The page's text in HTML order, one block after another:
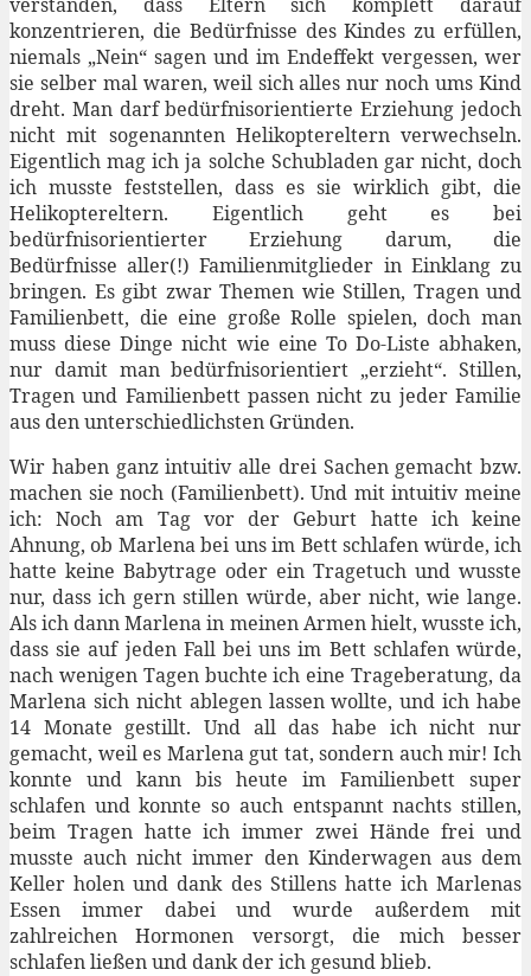
konzentrieren, die Bedürfnisse des Kindes zu erfüllen,
niemals „Nein“ sagen und im Endeffekt vergessen, wer
sie selber mal waren, weil sich alles nur noch ums Kind
dreht. Man darf bedürfnisorientierte Erziehung jedoch
nicht mit sogenannten Helikoptereltern verwechseln.
Eigentlich mag ich ja solche Schubladen gar nicht, doch
ich musste feststellen, dass es sie wirklich gibt, die
Helikoptereltern. Eigentlich geht es bei
bedürfnisorientierter Erziehung darum, die
Bedürfnisse aller(!) Familienmitglieder in Einklang zu
bringen. Es gibt zwar Themen wie Stillen, Tragen und
Familienbett, die eine große Rolle spielen, doch man
muss diese Dinge nicht wie eine To Do-Liste abhaken,
nur damit man bedürfnisorientiert „erzieht“. Stillen,
Tragen und Familienbett passen nicht zu jeder Familie
aus den unterschiedlichsten Gründen.
Wir haben ganz intuitiv alle drei Sachen gemacht bzw.
machen sie noch (Familienbett). Und mit intuitiv meine
ich: Noch am Tag vor der Geburt hatte ich keine
Ahnung, ob Marlena bei uns im Bett schlafen würde, ich
hatte keine Babytrage oder ein Tragetuch und wusste
nur, dass ich gern stillen würde, aber nicht, wie lange.
Als ich dann Marlena in meinen Armen hielt, wusste ich,
dass sie auf jeden Fall bei uns im Bett schlafen würde,
nach wenigen Tagen buchte ich eine Trageberatung, da
Marlena sich nicht ablegen lassen wollte, und ich habe
14 Monate gestillt. Und all das habe ich nicht nur
gemacht, weil es Marlena gut tat, sondern auch mir! Ich
konnte und kann bis heute im Familienbett super
schlafen und konnte so auch entspannt nachts stillen,
beim Tragen hatte ich immer zwei Hände frei und
musste auch nicht immer den Kinderwagen aus dem
Keller holen und dank des Stillens hatte ich Marlenas
Essen immer dabei und wurde außerdem mit
zahlreichen Hormonen versorgt, die mich besser
schlafen ließen und dank der ich gesund blieb.